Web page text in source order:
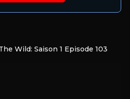
Wild: Saison 1 Episode 103